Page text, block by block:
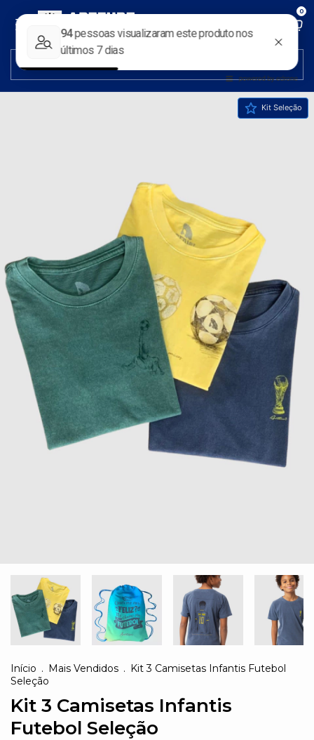
0
Kit Seleção
Início . Mais Vendidos . Kit 3 Camisetas Infantis Futebol
Seleção
Kit 3 Camisetas Infantis
Futebol Seleção